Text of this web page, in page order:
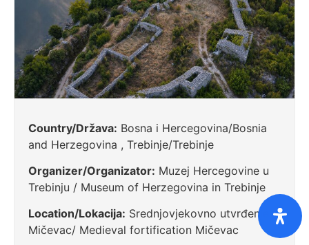
Country/Država: Bosna i Hercegovina/Bosnia
and Herzegovina , Trebinje/Trebinje
Organizer/Organizator: Muzej Hercegovine u
Trebinju / Museum of Herzegovina in Trebinje
Location/Lokacija: Srednjovjekovno utvrđenje
Mičevac/ Medieval fortification Mičevac